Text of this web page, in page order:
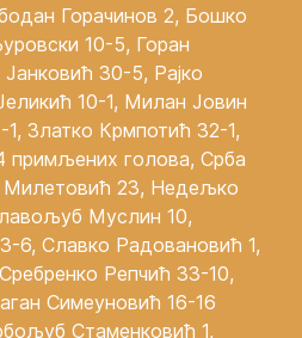
Горачинов 2, Бошко
10-5, Горан
30-5, Рајко
10-1, Милан Јовин
Златко Крмпотић 32-1,
примљених голова, Срба
Милетовић 23, Недељко
Муслин 10,
6, Славко Радовановић 1,
Репчић 33-10,
Симеуновић 16-16
Стаменковић 1,